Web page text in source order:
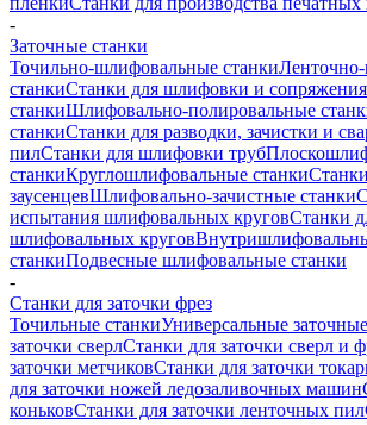
-
Заточные станки
Точильно-шлифовальные станки
станкиСтанки для шлифовки и
станкиШлифовально-полировальные
станкиСтанки для разводки, зачистки и
пилСтанки для шлифовки труб
станкиКруглошлифовальные станки
заусенцевШлифовально-зачистные станки
испытания шлифовальных круговСтанки
шлифовальных кругов
станкиПодвесные шлифовальные станки
-
Станки для заточки фрез
Точильные станкиУниверсальные
заточки сверлСтанки для заточки сверл и
заточки метчиковСтанки для заточки
для заточки ножей ледозаливочных машин
коньковСтанки для заточки ленточных пил